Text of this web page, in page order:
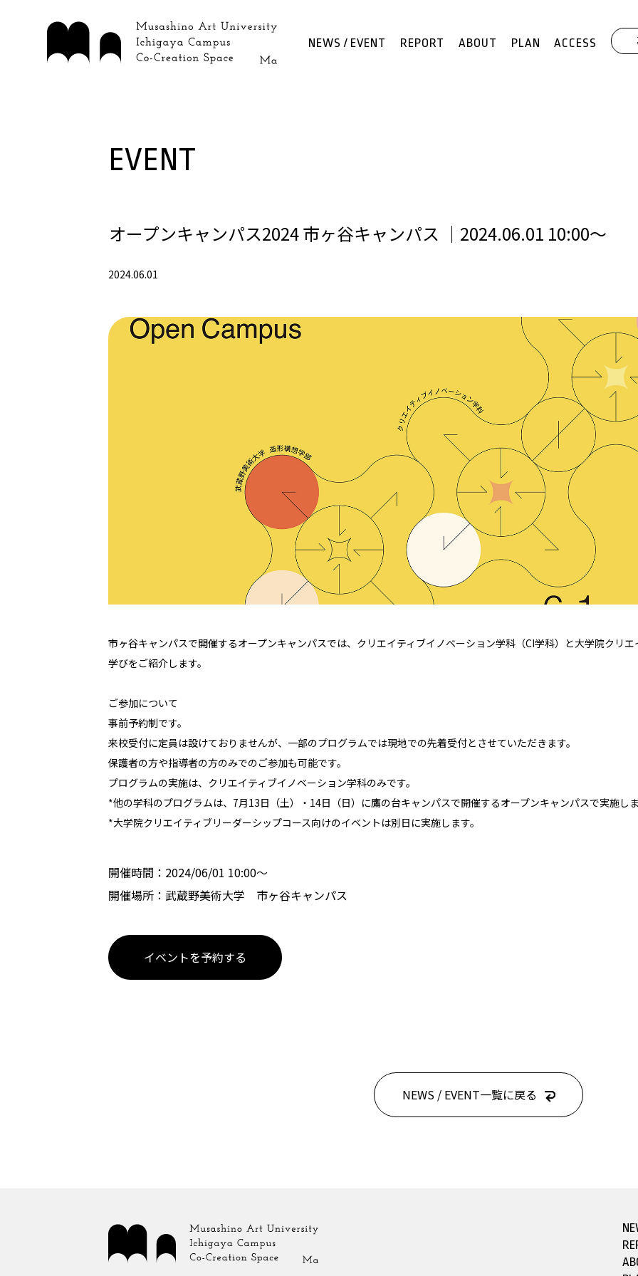
NEWS / EVENT REPORT ABOUT PLAN ACCESS
EVENT
オープンキャンパス2024 市ヶ谷キャンパス ｜2024.06.01 10:00〜
2024.06.01
市ヶ谷キャンパスで開催するオープンキャンパスでは、クリエイティブイノベーション学科（CI学科）と大学院クリ
学びをご紹介します。
ご参加について
事前予約制です。
来校受付に定員は設けておりませんが、一部のプログラムでは現地での先着受付とさせていただきます。
保護者の方や指導者の方のみでのご参加も可能です。
プログラムの実施は、クリエイティブイノベーション学科のみです。
*他の学科のプログラムは、7月13日（土）・14日（日）に鷹の台キャンパスで開催するオープンキャンパスで実施しま
*大学院クリエイティブリーダーシップコース向けのイベントは別日に実施します。
開催時間：2024/06/01 10:00〜
開催場所：武蔵野美術大学 市ヶ谷キャンパス
イベントを予約する
NEWS / EVENT一覧に戻る